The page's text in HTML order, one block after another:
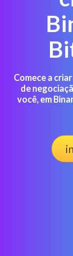
Comece a
de
você, em